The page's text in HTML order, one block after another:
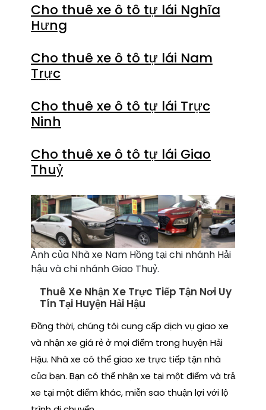
Cho thuê xe ô tô tự lái Nghĩa
Hưng
Cho thuê xe ô tô tự lái Nam
Trực
Cho thuê xe ô tô tự lái Trực
Ninh
Cho thuê xe ô tô tự lái Giao
Thuỷ
Ảnh của Nhà xe Nam Hồng tại chi nhánh Hải
hậu và chi nhánh Giao Thuỷ.
Thuê Xe Nhận Xe Trực Tiếp Tận Nơi Uy
Tín Tại Huyện Hải Hậu
Đồng thời, chúng tôi cung cấp dịch vụ giao xe
và nhận xe giá rẻ ở mọi điểm trong huyện Hải
Hậu. Nhà xe có thể giao xe trực tiếp tận nhà
của bạn. Bạn có thể nhận xe tại một điểm và trả
xe tại một điểm khác, miễn sao thuận lợi với lộ